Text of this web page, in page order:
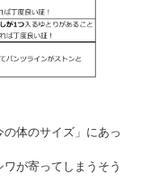
の体のサイズ」にあっ
が寄ってしまうそう